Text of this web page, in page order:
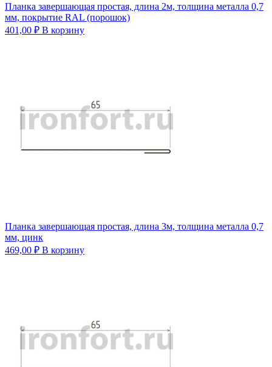
Планка завершающая простая, длина 2м, толщина металла 0,7
мм, покрытие RAL (порошок)
401,00 ₽ В корзину
Планка завершающая простая, длина 3м, толщина металла 0,7
мм, цинк
469,00 ₽ В корзину